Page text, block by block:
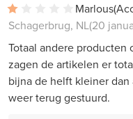
Marlous
Schagerbrug, NL(20
Totaal andere
zagen de artikelen er
bijna de helft kleiner
weer terug gestuurd.